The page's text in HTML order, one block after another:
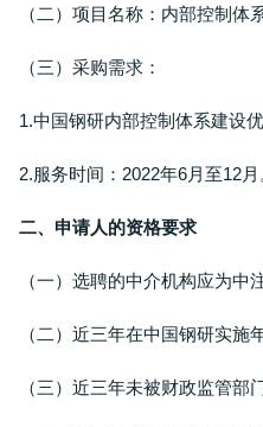
（二）项目名称：内部控制体
（三）采购需求：
1.中国钢研内部控制体系建设
2.服务时间：2022年6月至12月
二、申请人的资格要求
（一）选聘的中介机构应为中
（二）近三年在中国钢研实施
（三）近三年未被财政监管部